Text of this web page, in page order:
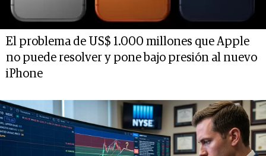
El problema de US$ 1.000 millones que Apple
no puede resolver y pone bajo presión al nuevo
iPhone